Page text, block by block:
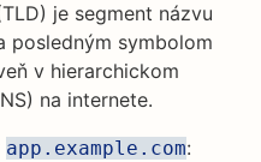
je segment názvu
posledným symbolom
v hierarchickom
na internete.
app.example.com: